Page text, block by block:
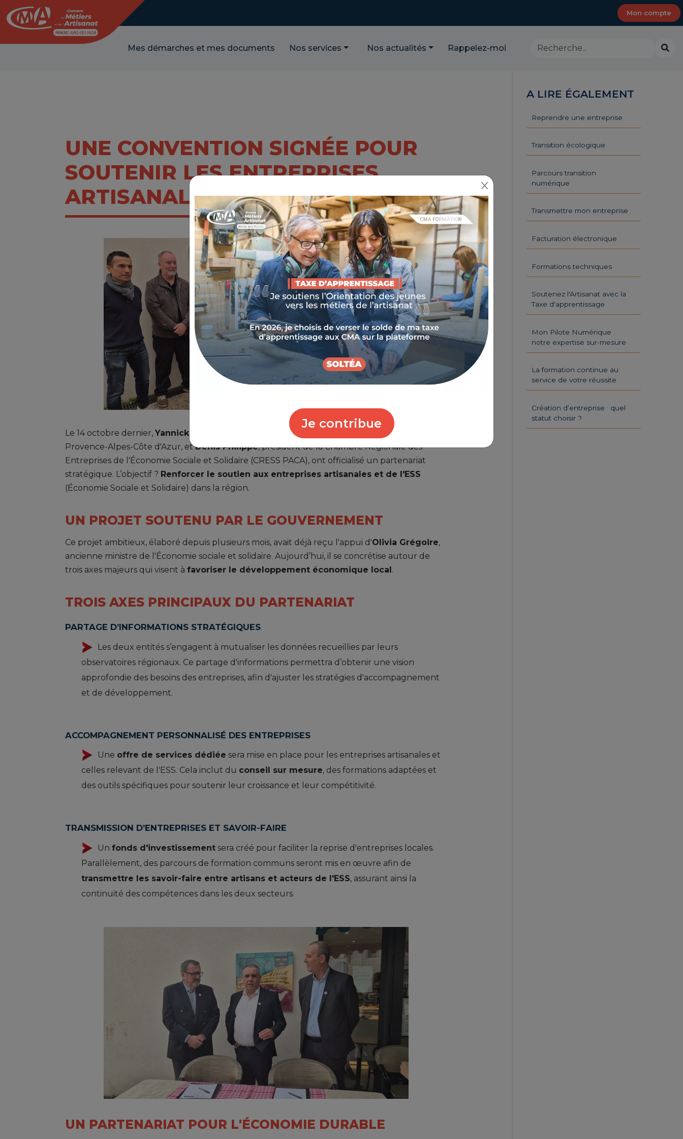
Mon compte
Mes démarches et mes documents Nos services Nos actualités Rappelez-moi
Rechercher
dans
CMA
Alpes-
Je contribue
UNE CONVENTION SIGNÉE POUR
SOUTENIR LES ENTREPRISES
ARTISANALES
Le 14 octobre dernier, Yannick Mazette
, président de la Chambre des Métiers et de l'Artisanat
Provence-Alpes-Côte d'Azur, etDenis Philippe, président de la Chambre Régionale des
Entreprises de l'Économie Sociale et Solidaire (CRESS PACA), ont officialisé un partenariat
stratégique. L’objectif ? Renforcer le soutien aux entreprises artisanales et de l'ESS
(Économie Sociale et Solidaire) dans la région.
UN PROJET SOUTENU PAR LE GOUVERNEMENT
Ce projet ambitieux, élaboré depuis plusieurs mois, avait déjà reçu l'appui d'Olivia Grégoire,
ancienne ministre de l'Économie sociale et solidaire. Aujourd’hui, il se concrétise autour de
trois axes majeurs qui visent à favoriser le développement économique local .
TROIS AXES PRINCIPAUX DU PARTENARIAT
PARTAGE D’INFORMATIONS STRATÉGIQUES
Les deux entités s’engagent à mutualiser les données recueillies par leurs
observatoires régionaux. Ce partage d'informations permettra d’obtenir une vision
approfondie des besoins des entreprises, afin d'ajuster les stratégies d'accompagnement
et de développement.
ACCOMPAGNEMENT PERSONNALISÉ DES ENTREPRISES
Une offre de services dédiée sera mise en place pour les entreprises artisanales et
celles relevant de l'ESS. Cela inclut du conseil sur mesure, des formations adaptées et
des outils spécifiques pour soutenir leur croissance et leur compétitivité.
TRANSMISSION D’ENTREPRISES ET SAVOIR-FAIRE
Un fonds d'investissement sera créé pour faciliter la reprise d'entreprises locales.
Parallèlement, des parcours de formation communs seront mis en œuvre afin de
transmettre les savoir-faire entre artisans et acteurs de l'ESS, assurant ainsi la
continuité des compétences dans les deux secteurs.
UN PARTENARIAT POUR L'ÉCONOMIE DURABLE
A LIRE ÉGALEMENT
Reprendre une entreprise
Transition écologique
Parcours transition
numérique
Transmettre mon entreprise
Facturation électronique
Formations techniques
Soutenez l'Artisanat avec la
Taxe d'apprentissage
Mon Pilote Numérique :
notre expertise sur-mesure
La formation continue au
service de votre réussite
Création d’entreprise : quel
statut choisir ?
Panneau de gestion des cookies